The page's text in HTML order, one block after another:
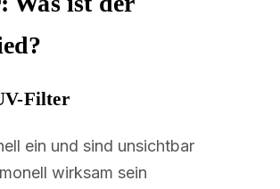
Filter
ein und sind unsichtbar
wirksam sein